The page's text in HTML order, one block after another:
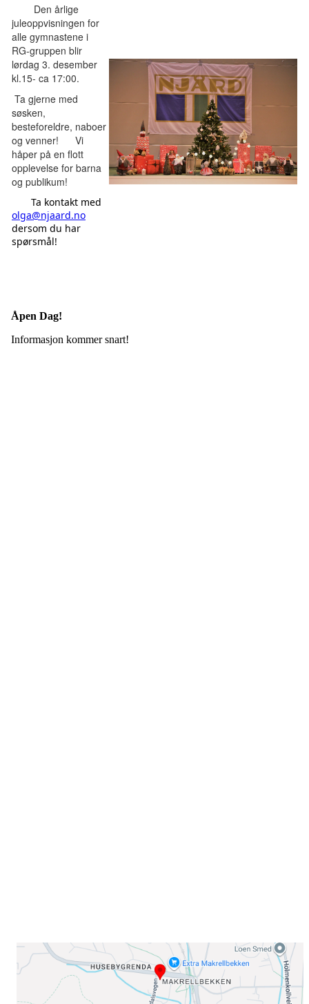
Den årlige
juleoppvisningen for
alle gymnastene i
RG-gruppen blir
lørdag 3. desember
kl.15- ca 17:00.
Ta gjerne med
søsken,
besteforeldre, naboer
og venner!      Vi
håper på en flott
opplevelse for barna
og publikum!
Ta kontakt med
olga@njaard.no
dersom du har
spørsmål!
Åpen Dag!
Informasjon kommer snart!